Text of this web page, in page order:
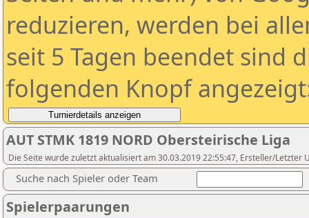
reduzieren, werden bei
seit 5 Tagen beendet sind
folgenden Knopf
AUT STMK 1819 NORD Obersteirische Liga
Die Seite wurde zuletzt aktualisiert am 30.03.2019 22:55:47, Ersteller/Letzter
Suche nach Spieler oder Team
Spielerpaarungen